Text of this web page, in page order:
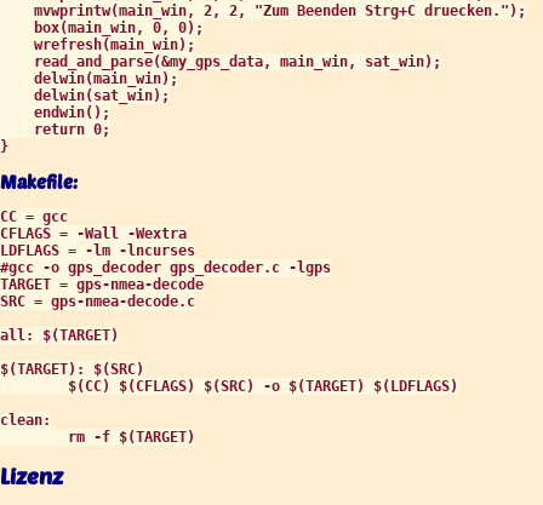
Makefile:
CC = gcc
CFLAGS = -Wall -Wextra
LDFLAGS = -lm -lncurses
#gcc -o gps_decoder gps_decoder.c -lgps
TARGET = gps-nmea-decode
SRC = gps-nmea-decode.c
all: $(TARGET)
$(TARGET): $(SRC)
        $(CC) $(CFLAGS) $(SRC) -o $(TARGET) $(LDFLAGS)
clean:
        rm -f $(TARGET)
Lizenz